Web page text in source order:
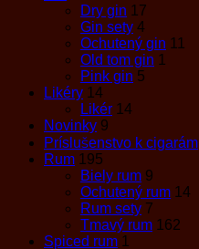
Dry gin 17
Gin sety 4
Ochutený gin 11
Old tom gin 1
Pink gin 5
Likéry 14
Likér 14
Novinky 9
Príslušenstvo k cigarám
Rum 195
Biely rum 9
Ochutený rum 14
Rum sety 7
Tmavý rum 162
Spiced rum 1